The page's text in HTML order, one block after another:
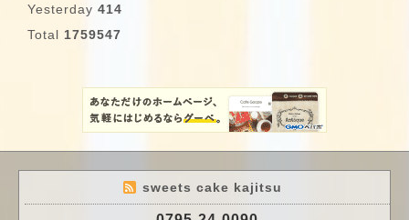
Yesterday 414
Total 1759547
sweets cake kajitsu